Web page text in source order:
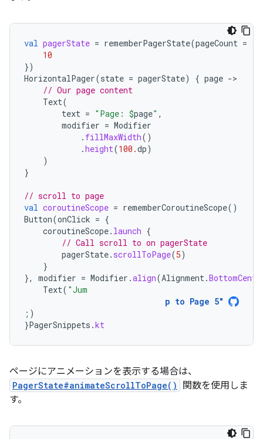
val pagerState = rememberPagerState(pageCount = {
10
})
HorizontalPager(state = pagerState) { page -
// Our page content
Text(
text = "Page: $page" ,
modifier = Modifier
. fillMaxWidth()
.height(100.dp)
)
}
// scroll to page
val coroutineScope = rememberCoroutineScope()
Button(onClick = {
coroutineScope. launch {
// Call scroll to on pagerState
pagerState. scrollToPage(5)
}
},
modifier = Modifier .align(Alignment.
Text( "Jum
p to Page 5"
; )
}PagerSnippets .kt
ページにアニメーションを表示する場合は、
PagerState#animateScrollToPage()
関数を使用しま
す。